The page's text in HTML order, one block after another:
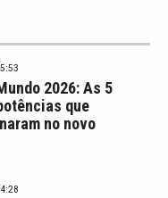
2026: As 5
que
no novo